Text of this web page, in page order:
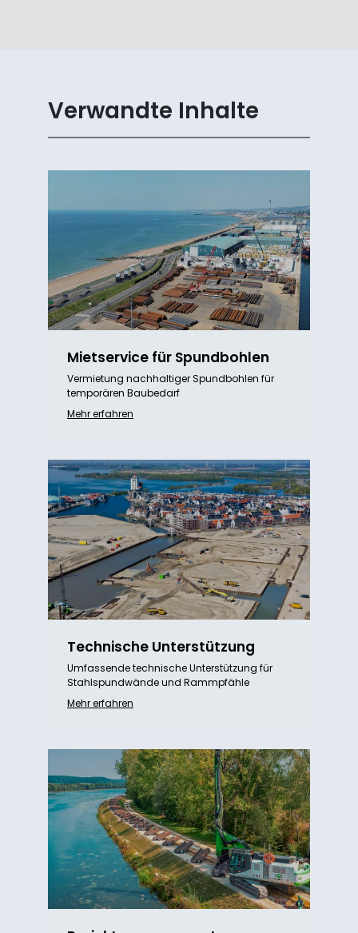
Verwandte Inhalte
Mietservice für Spundbohlen
Vermietung nachhaltiger Spundbohlen für
temporären Baubedarf
Mehr erfahren
Technische Unterstützung
Umfassende technische Unterstützung für
Stahlspundwände und Rammpfähle
Mehr erfahren